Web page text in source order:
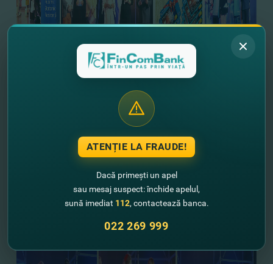
ATENȚIE LA FRAUDE!
Dacă primești un apel
sau mesaj suspect: închide apelul,
sună imediat 112, contactează banca.
022 269 999